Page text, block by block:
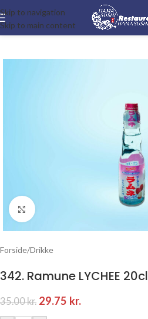
Skip to navigation
Skip to main content
Klik for at forstørre
Forside/Drikke
342. Ramune LYCHEE 20cl
35.00kr. 29.75 kr.